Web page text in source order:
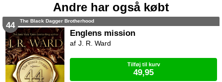
Andre har også købt
44 The Black Dagger Brotherhood
Englens mission
J. R. Ward
Tilføj til kurv
49,95